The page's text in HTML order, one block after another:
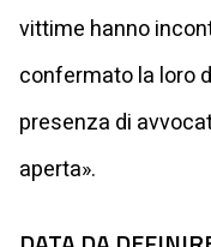
vittime hanno
confermato la loro
presenza di
aperta».